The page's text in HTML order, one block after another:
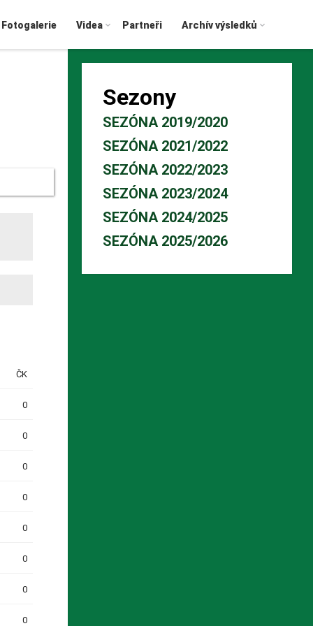
Fotogalerie Videa Partneři Archív výsledků
ČK
0
0
0
0
0
0
0
0
Sezony
SEZÓNA 2019/2020
SEZÓNA 2021/2022
SEZÓNA 2022/2023
SEZÓNA 2023/2024
SEZÓNA 2024/2025
SEZÓNA 2025/2026